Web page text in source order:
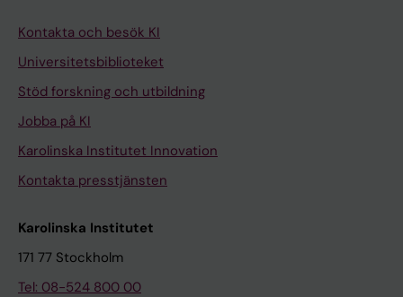
Kontakta och besök KI
Universitetsbiblioteket
Stöd forskning och utbildning
Jobba på KI
Karolinska Institutet Innovation
Kontakta presstjänsten
Karolinska Institutet
171 77 Stockholm
Tel: 08-524 800 00